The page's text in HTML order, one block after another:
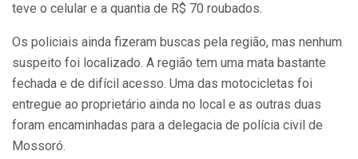
teve o celular e a quantia de R$ 70 roubados.
Os policiais ainda fizeram buscas pela região, mas nenhum
suspeito foi localizado. A região tem uma mata bastante
fechada e de difícil acesso. Uma das motocicletas foi
entregue ao proprietário ainda no local e as outras duas
foram encaminhadas para a delegacia de polícia civil de
Mossoró.